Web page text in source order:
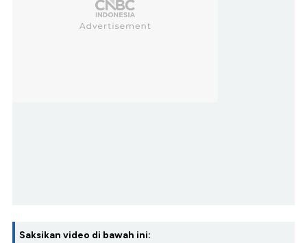
Saksikan video di bawah ini: